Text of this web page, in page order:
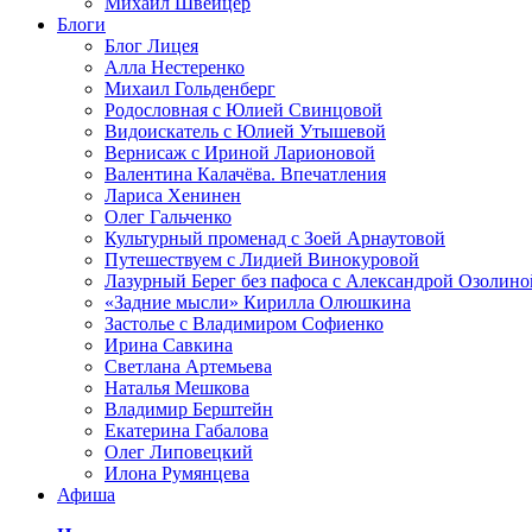
Блоги
Блог Лицея
Алла Нестеренко
Михаил Гольденберг
Родословная с Юлией Свинцовой
Видоискатель с Юлией Утышевой
Вернисаж с Ириной Ларионовой
Валентина Калачёва. Впечатления
Лариса Хенинен
Олег Гальченко
Культурный променад с Зоей Арнаутовой
Путешествуем с Лидией Винокуровой
Лазурный Берег без пафоса с Александрой
«Задние мысли» Кирилла Олюшкина
Застолье с Владимиром Софиенко
Ирина Савкина
Светлана Артемьева
Наталья Мешкова
Владимир Берштейн
Екатерина Габалова
Олег Липовецкий
Илона Румянцева
Афиша